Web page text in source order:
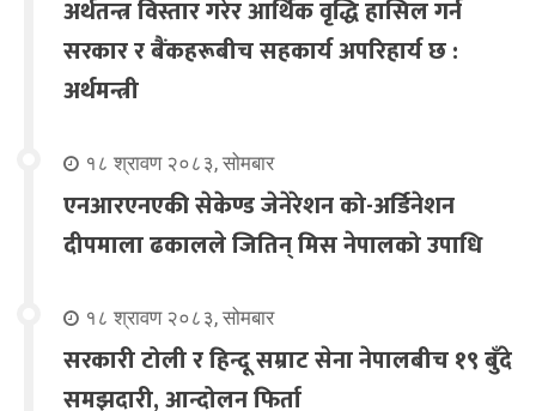
अर्थतन्त्र विस्तार गरेर आर्थिक वृद्धि हासिल गर्न
सरकार र बैंकहरूबीच सहकार्य अपरिहार्य छ :
अर्थमन्त्री
१८ श्रावण २०८३, सोमबार
एनआरएनएकी सेकेण्ड जेनेरेशन को-अर्डिनेशन
दीपमाला ढकालले जितिन् मिस नेपालको उपाधि
१८ श्रावण २०८३, सोमबार
सरकारी टोली र हिन्दू सम्राट सेना नेपालबीच १९ बुँदे
समझदारी, आन्दोलन फिर्ता